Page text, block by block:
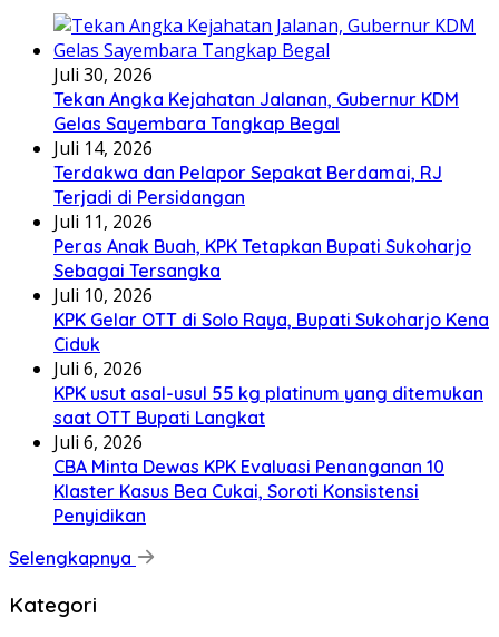
Juli 30, 2026
Tekan Angka Kejahatan Jalanan, Gubernur KDM
Gelas Sayembara Tangkap Begal
Juli 14, 2026
Terdakwa dan Pelapor Sepakat Berdamai, RJ
Terjadi di Persidangan
Juli 11, 2026
Peras Anak Buah, KPK Tetapkan Bupati Sukoharjo
Sebagai Tersangka
Juli 10, 2026
KPK Gelar OTT di Solo Raya, Bupati Sukoharjo Kena
Ciduk
Juli 6, 2026
KPK usut asal-usul 55 kg platinum yang ditemukan
saat OTT Bupati Langkat
Juli 6, 2026
CBA Minta Dewas KPK Evaluasi Penanganan 10
Klaster Kasus Bea Cukai, Soroti Konsistensi
Penyidikan
Selengkapnya
Kategori